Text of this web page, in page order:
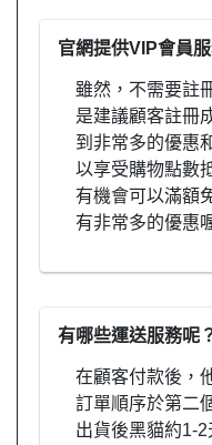
官網提供VIP會員
雖然，不需要註
是建議顧客註冊
到非常多的優惠
以享受購物點數
有機會可以滿額
有非常多的優惠
有哪些運送服務呢
在顧客付款後，
訂單順序於第二
出貨後黑貓約1-